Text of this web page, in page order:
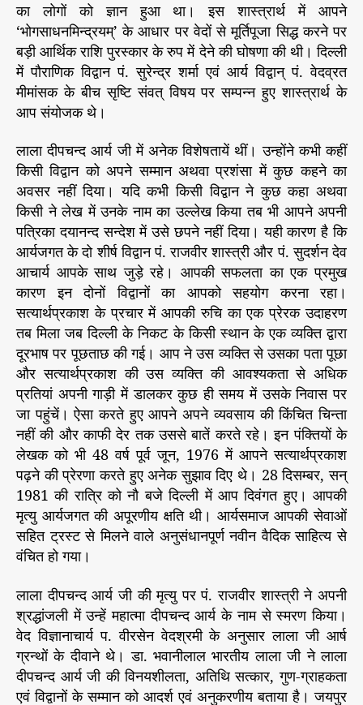
का लोगों को ज्ञान हुआ था। इस शास्त्रार्थ में आपने
‘भोगसाधनमिन्द्रयम्’ के आधार पर वेदों से मूर्तिपूजा सिद्ध करने पर
बड़ी आर्थिक राशि पुरस्कार के रुप में देने की घोषणा की थी। दिल्ली
में पौराणिक विद्वान पं. सुरेन्द्र शर्मा एवं आर्य विद्वान् पं. वेदव्रत
मीमांसक के बीच सृष्टि संवत् विषय पर सम्पन्न हुए शास्त्रार्थ के
आप संयोजक थे।
लाला दीपचन्द आर्य जी में अनेक विशेषतायें थीं। उन्होंने कभी कहीं
किसी विद्वान को अपने सम्मान अथवा प्रशंसा में कुछ कहने का
अवसर नहीं दिया। यदि कभी किसी विद्वान ने कुछ कहा अथवा
किसी ने लेख में उनके नाम का उल्लेख किया तब भी आपने अपनी
पत्रिका दयानन्द सन्देश में उसे छपने नहीं दिया। यही कारण है कि
आर्यजगत के दो शीर्ष विद्वान पं. राजवीर शास्त्री और पं. सुदर्शन देव
आचार्य आपके साथ जुड़े रहे। आपकी सफलता का एक प्रमुख
कारण इन दोनों विद्वानों का आपको सहयोग करना रहा।
सत्यार्थप्रकाश के प्रचार में आपकी रुचि का एक प्रेरक उदाहरण
तब मिला जब दिल्ली के निकट के किसी स्थान के एक व्यक्ति द्वारा
दूरभाष पर पूछताछ की गई। आप ने उस व्यक्ति से उसका पता पूछा
और सत्यार्थप्रकाश की उस व्यक्ति की आवश्यकता से अधिक
प्रतियां अपनी गाड़ी में डालकर कुछ ही समय में उसके निवास पर
जा पहुंचें। ऐसा करते हुए आपने अपने व्यवसाय की किंचित चिन्ता
नहीं की और काफी देर तक उससे बातें करते रहे। इन पंक्तियों के
लेखक को भी 48 वर्ष पूर्व जून, 1976 में आपने सत्यार्थप्रकाश
पढ़ने की प्रेरणा करते हुए अनेक सुझाव दिए थे। 28 दिसम्बर, सन्
1981 की रात्रि को नौ बजे दिल्ली में आप दिवंगत हुए। आपकी
मृत्यु आर्यजगत की अपूरणीय क्षति थी। आर्यसमाज आपकी सेवाओं
सहित ट्रस्ट से मिलने वाले अनुसंधानपूर्ण नवीन वैदिक साहित्य से
वंचित हो गया।
लाला दीपचन्द आर्य जी की मृत्यु पर पं. राजवीर शास्त्री ने अपनी
श्रद्धांजली में उन्हें महात्मा दीपचन्द आर्य के नाम से स्मरण किया।
वेद विज्ञानाचार्य प. वीरसेन वेदश्रमी के अनुसार लाला जी आर्ष
ग्रन्थों के दीवाने थे। डा. भवानीलाल भारतीय लाला जी ने लाला
दीपचन्द आर्य जी की विनयशीलता, अतिथि सत्कार, गुण-ग्राहकता
एवं विद्वानों के सम्मान को आदर्श एवं अनुकरणीय बताया है। जयपुर